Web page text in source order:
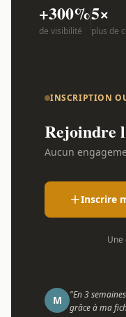
+300%
de visibilité
5×
plus de
INSCRIPTION
Rejoindre
Aucun
Inscrire
Une
M
"En 3
grâce à ma